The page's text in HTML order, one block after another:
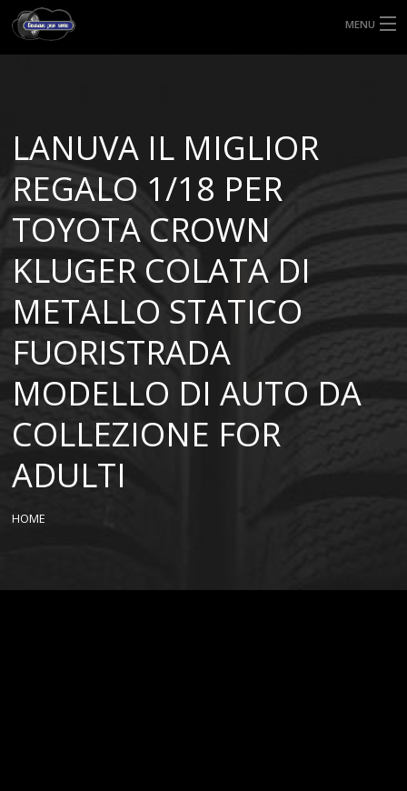
MENU
MISURE GOMME
BLOG
SHOP
LANUVA IL MIGLIOR
REGALO 1/18 PER
TOYOTA CROWN
KLUGER COLATA DI
METALLO STATICO
FUORISTRADA
MODELLO DI AUTO DA
COLLEZIONE FOR
ADULTI
HOME